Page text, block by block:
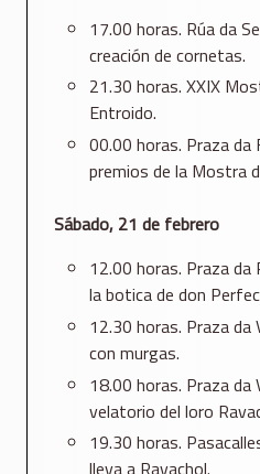
17.00 horas. Rúa da
creación de cornetas.
21.30 horas. XXIX
Entroido.
00.00 horas. Praza da
premios de la Mostra
Sábado, 21 de febrero
12.00 horas. Praza da
la botica de don
12.30 horas. Praza da
con murgas.
18.00 horas. Praza da
velatorio del loro
19.30 horas.